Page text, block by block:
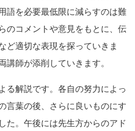
語を必要最低限に減らすのは難
のコメントや意見をもとに、伝
ど適切な表現を探っていきま
講師が添削していきます。
る解説です。各自の努力によっ
言葉の後、さらに良いものにす
た。午後には先生方からのアド